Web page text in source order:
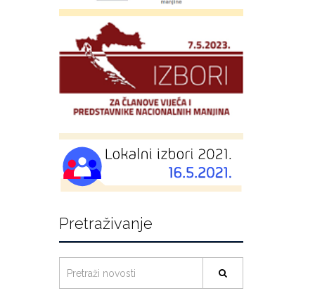
Pretraživanje